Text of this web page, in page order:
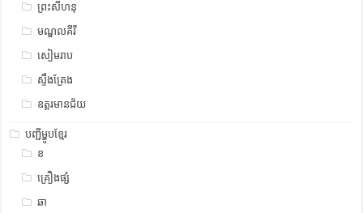
ព្រះសីហនុ
មណ្ឌលគីរី
សៀមរាប
ស្ទឹង​​ត្រែង
ឧត្ដរមានជ័យ
បញ្ជីម្ហូបខ្មែរ
ខ
គ្រឿងផ្សំ
ឆា